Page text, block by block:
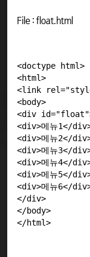
File : float.html
<doctype html>
<html>
<link
<body>
<div
<div>메뉴1</
<div>메뉴2</
<div>메뉴3</
<div>메뉴4</
<div>메뉴5</
<div>메뉴6</
</div>
</body>